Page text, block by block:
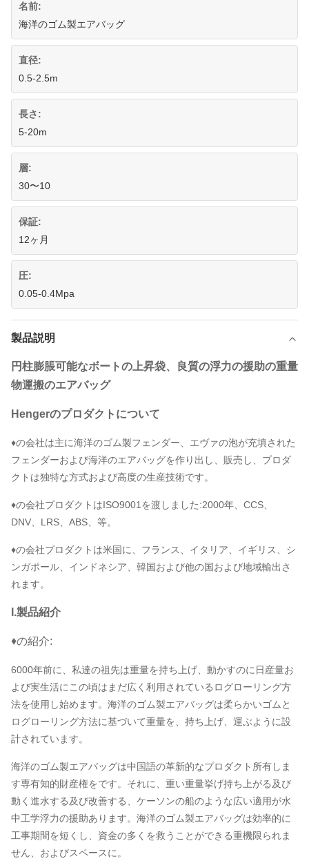
名前:
海洋のゴム製エアバッグ
直径:
0.5-2.5m
長さ:
5-20m
層:
30〜10
保証:
12ヶ月
圧:
0.05-0.4Mpa
製品説明
円柱膨脹可能なボートの上昇袋、良質の浮力の援助の重量
物運搬のエアバッグ
Hengerのプロダクトについて
♦の会社は主に海洋のゴム製フェンダー、エヴァの泡が充填された
フェンダーおよび海洋のエアバッグを作り出し、販売し、プロダ
クトは独特な方式および高度の生産技術です。
♦の会社プロダクトはISO9001を渡しました:2000年、CCS、
DNV、LRS、ABS、等。
♦の会社プロダクトは米国に、フランス、イタリア、イギリス、シ
ンガポール、インドネシア、韓国および他の国および地域輸出さ
れます。
I.製品紹介
♦の紹介:
6000年前に、私達の祖先は重量を持ち上げ、動かすのに日産量お
よび実生活にこの頃はまだ広く利用されているログローリング方
法を使用し始めます。海洋のゴム製エアバッグは柔らかいゴムと
ログローリング方法に基づいて重量を、持ち上げ、運ぶように設
計されています。
海洋のゴム製エアバッグは中国語の革新的なプロダクト所有しま
す専有知的財産権をです。それに、重い重量挙げ持ち上がる及び
動く進水する及び改善する、ケーソンの船のような広い適用が水
中工学浮力の援助あります。海洋のゴム製エアバッグは効率的に
工事期間を短くし、資金の多くを救うことができる重機限られま
せん、およびスペースに。